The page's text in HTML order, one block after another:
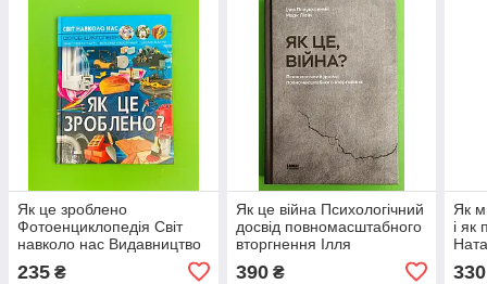
Як це зроблено
Фотоенциклопедія Світ
навколо нас Видавництво
235 ₴
Як це війна Психологічний
досвід повномасштабного
вторгнення Ілля
Полудьонний Марк Лівін
390₴
Як
і як
330